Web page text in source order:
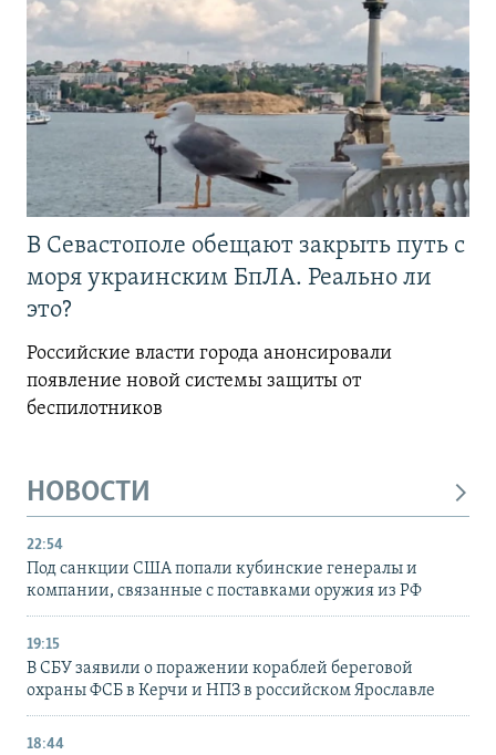
В Севастополе обещают закрыть путь с
моря украинским БпЛА. Реально ли
это?
Российские власти города анонсировали
появление новой системы защиты от
беспилотников
НОВОСТИ
22:54
Под санкции США попали кубинские генералы и
компании, связанные с поставками оружия из РФ
19:15
В СБУ заявили о поражении кораблей береговой
охраны ФСБ в Керчи и НПЗ в российском Ярославле
18:44